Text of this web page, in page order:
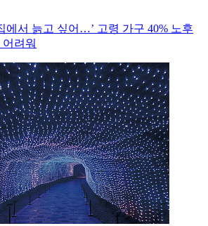
에서 늙고 싶어…’ 고령 가구 40% 노후
려워